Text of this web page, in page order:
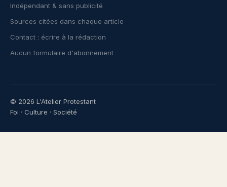
Indépendant & sans publicité
Sources citées dans chaque article
Contact : écrire à la rédaction
Aucun formulaire d'abonnement
© 2026 L'Atelier Protestant
Foi · Culture · Société